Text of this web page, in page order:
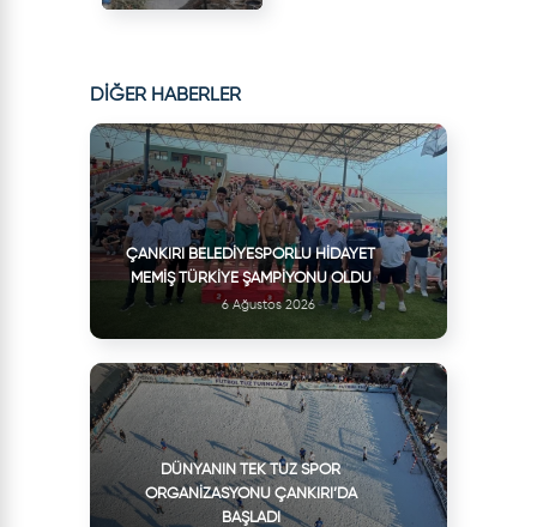
DİĞER HABERLER
ÇANKIRI BELEDIYESPORLU HIDAYET
MEMIŞ TÜRKIYE ŞAMPIYONU OLDU
6 Ağustos 2026
DÜNYANIN TEK TUZ SPOR
ORGANIZASYONU ÇANKIRI’DA
BAŞLADI